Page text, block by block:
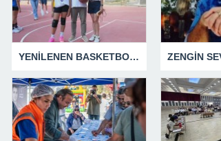
YENİLENEN BASKETBOL SAHASINA EFE İBRİKOĞLU’NUN ADI VERİLDİ ZENGİN